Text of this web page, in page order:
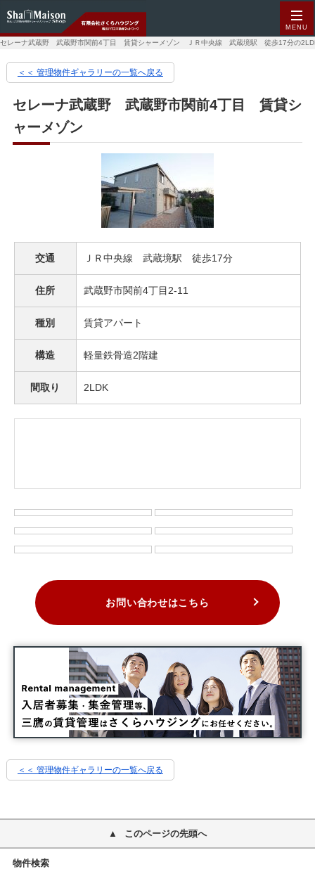
MENU
セレーナ武蔵野 武蔵野市関前4丁目 賃貸シャーメゾン ＪＲ中央線 武蔵境駅 徒歩17分の2LDK
＜＜ 管理物件ギャラリーの一覧へ戻る
セレーナ武蔵野 武蔵野市関前4丁目 賃貸シ
ャーメゾン
交通 ＪＲ中央線 武蔵境駅 徒歩17分
住所 武蔵野市関前4丁目2-11
種別 賃貸アパート
構造 軽量鉄骨造2階建
間取り 2LDK
お問い合わせはこちら
＜＜ 管理物件ギャラリーの一覧へ戻る
このページの先頭へ
物件検索